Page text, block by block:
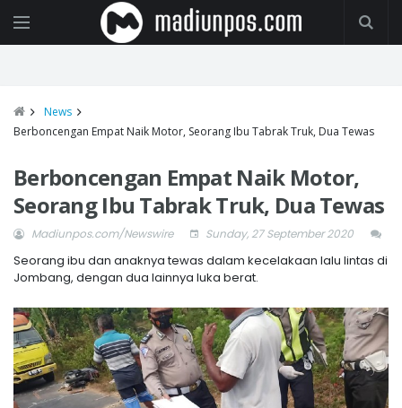
News
Berboncengan Empat Naik Motor, Seorang Ibu Tabrak Truk, Dua Tewas
Berboncengan Empat Naik Motor,
Seorang Ibu Tabrak Truk, Dua Tewas
Madiunpos.com/Newswire Sunday, 27 September 2020
Seorang ibu dan anaknya tewas dalam kecelakaan lalu lintas di
Jombang, dengan dua lainnya luka berat.